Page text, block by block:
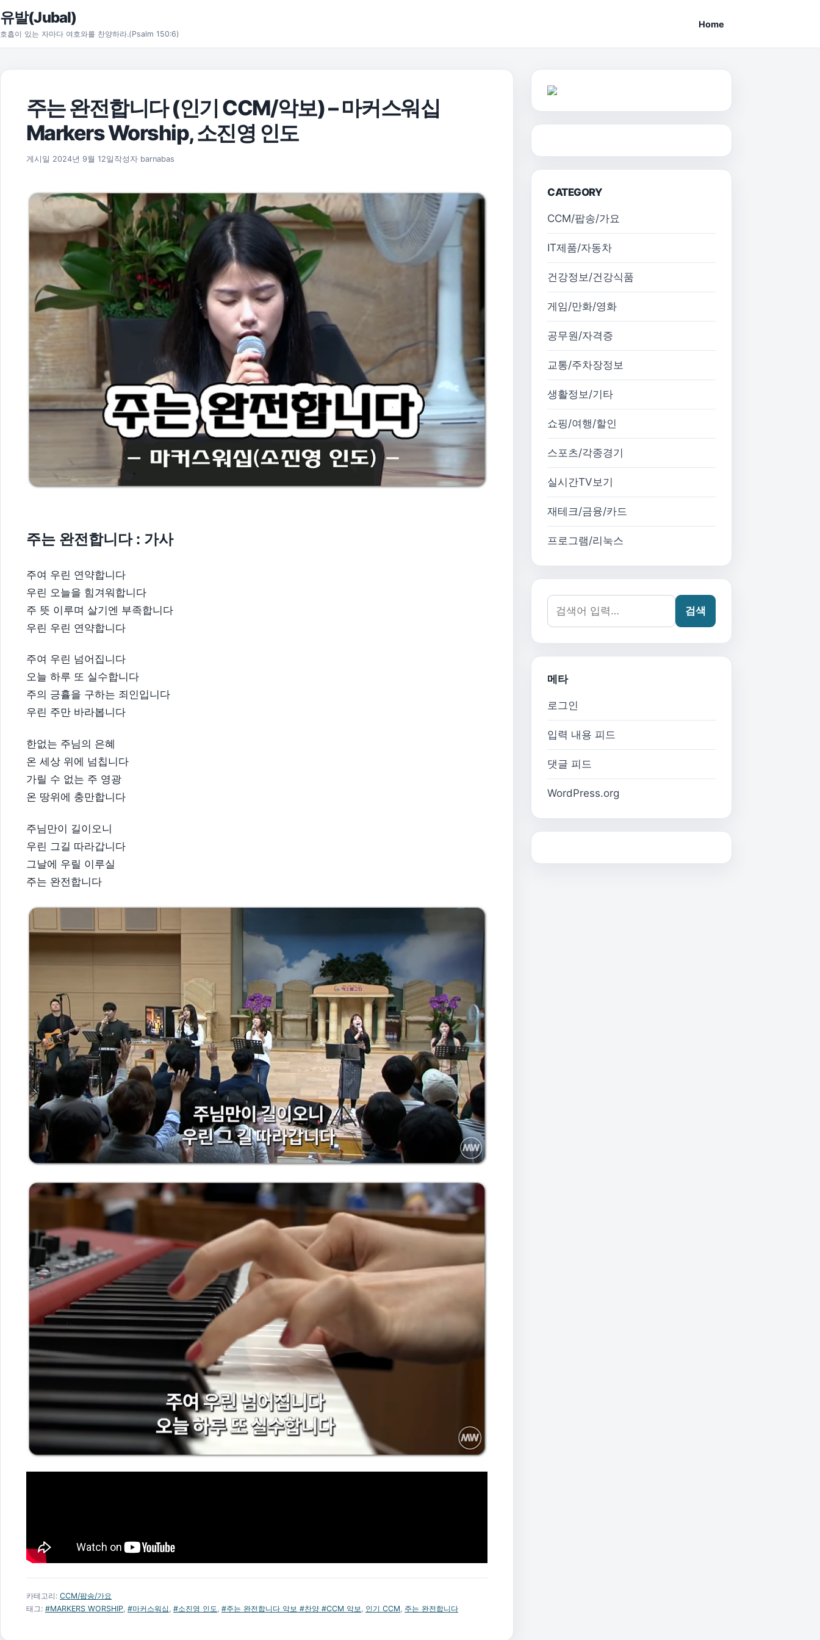
본문으로 건너뛰기
유발(Jubal)
호흡이 있는 자마다 여호와를 찬양하라.(Psalm 150:6)
Home
주는 완전합니다 (인기 CCM/악보) – 마커스워십
Markers Worship, 소진영 인도
게시일 2024년 9월 12일 2025년 11월 17일
작성자 barnabas
주는 완전합니다 : 가사
주여 우린 연약합니다
우린 오늘을 힘겨워합니다
주 뜻 이루며 살기엔 부족합니다
우린 우린 연약합니다
주여 우린 넘어집니다
오늘 하루 또 실수합니다
주의 긍휼을 구하는 죄인입니다
우린 주만 바라봅니다
한없는 주님의 은혜
온 세상 위에 넘칩니다
가릴 수 없는 주 영광
온 땅위에 충만합니다
주님만이 길이오니
우린 그길 따라갑니다
그날에 우릴 이루실
주는 완전합니다
카테고리: CCM/팝송/가요
태그: #MARKERS WORSHIP #마커스워십 #소진영 인도 #주는 완전합니다 악보 #찬양 #CCM 악보 인기 CCM 주는 완전합니다
CATEGORY
CCM/팝송/가요
IT제품/자동차
건강정보/건강식품
게임/만화/영화
공무원/자격증
교통/주차장정보
생활정보/기타
쇼핑/여행/할인
스포츠/각종경기
실시간TV보기
재테크/금융/카드
프로그램/리눅스
검색어:
검색
메타
로그인
입력 내용 피드
댓글 피드
WordPress.org